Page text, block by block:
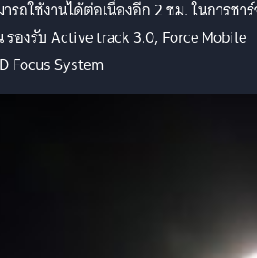
รถใช้งานได้ต่อเนื่องอีก 2 ชม. ในการชา
รองรับ Active track 3.0, Force Mobile
Focus System